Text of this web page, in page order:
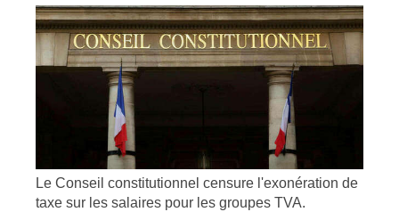
Le Conseil constitutionnel censure l'exonération de
taxe sur les salaires pour les groupes TVA.